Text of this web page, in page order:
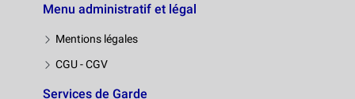
Menu administratif et légal
Mentions légales
CGU - CGV
Services de Garde